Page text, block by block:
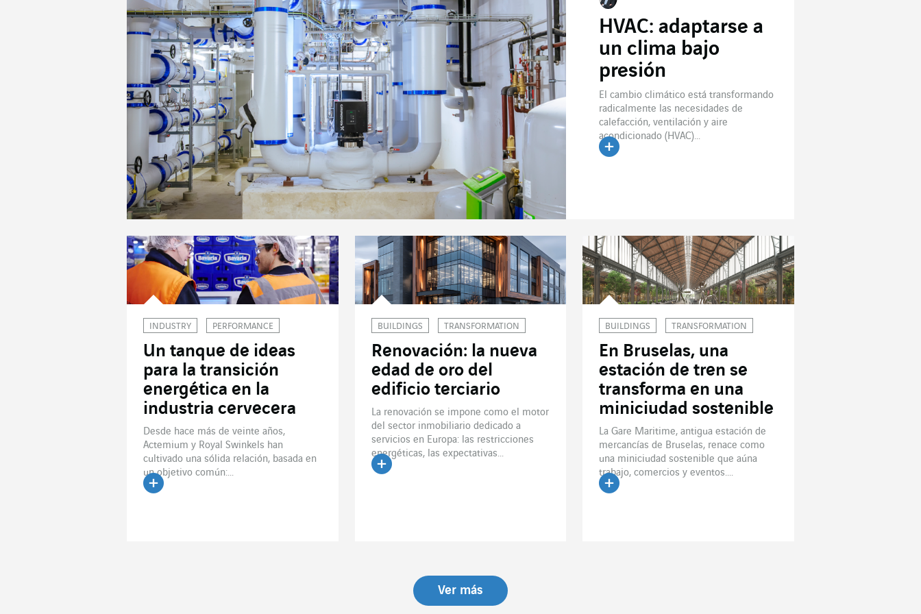
HVAC: adaptarse a
un clima bajo
presión
El cambio climático está transformando
radicalmente las necesidades de
calefacción, ventilación y aire
acondicionado (HVAC)...
INDUSTRY PERFORMANCE
Un tanque de ideas
para la transición
energética en la
industria cervecera
Desde hace más de veinte años,
Actemium y Royal Swinkels han
cultivado una sólida relación, basada en
un objetivo común:...
BUILDINGS TRANSFORMATION
Renovación: la nueva
edad de oro del
edificio terciario
La renovación se impone como el motor
del sector inmobiliario dedicado a
servicios en Europa: las restricciones
energéticas, las expectativas...
BUILDINGS TRANSFORMATION
En Bruselas, una
estación de tren se
transforma en una
miniciudad sostenible
La Gare Maritime, antigua estación de
mercancías de Bruselas, renace como
una miniciudad sostenible que aúna
trabajo, comercios y eventos....
Ver más